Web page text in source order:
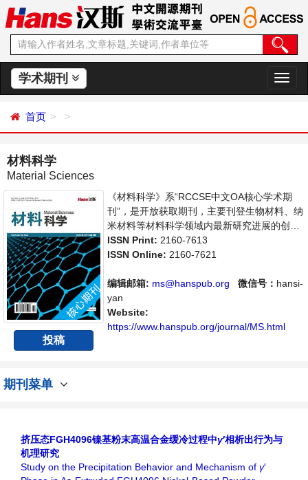
学术期刊
切
换
首页
材料科学
Material Sciences
投稿
《材料科学》系“RCCSE中文OA核心学术期
刊”，是开放获取期刊，主要刊登生物材料、纳
米材料等材料科学领域内最新研究进展的创造
性论文和评论性文章。本刊支持思想创新、学
术创新，倡导科学，繁荣学术，集学术性、思
者、科研人员提供一个传播、分享和讨论材料
科学领域内不同方向问题与发展的交流平台。
ISSN Print: 2160-7613
ISSN Online: 2160-7621
编辑邮箱: ms@hanspub.org 微信号： hansi-
yan
Website:
https://www.hanspub.org/journal/MS.html
期刊菜单
挤压态FGH4096镍基粉末高温合金缓冷过程中γ′相析出行为与
机理研究
Study on the Precipitation Behavior and Mechanism of γ′